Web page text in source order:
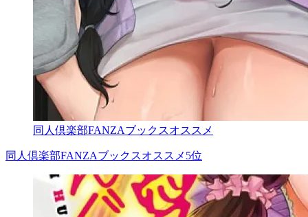
同人倶楽部FANZAブックスオススメ
同人倶楽部FANZAブックスオススメ5位